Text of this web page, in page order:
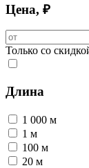
Цена, ₽
Только со
Длина
1 000 м
1 м
100 м
20 м